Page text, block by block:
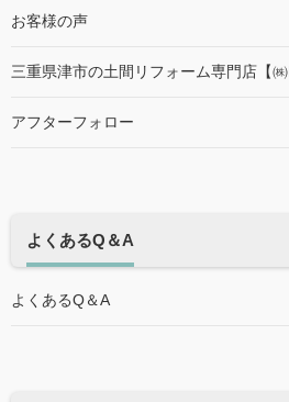
お客様の声
三重県津市の土間リフォーム専門店【㈱
アフターフォロー
よくあるQ＆A
よくあるQ＆A